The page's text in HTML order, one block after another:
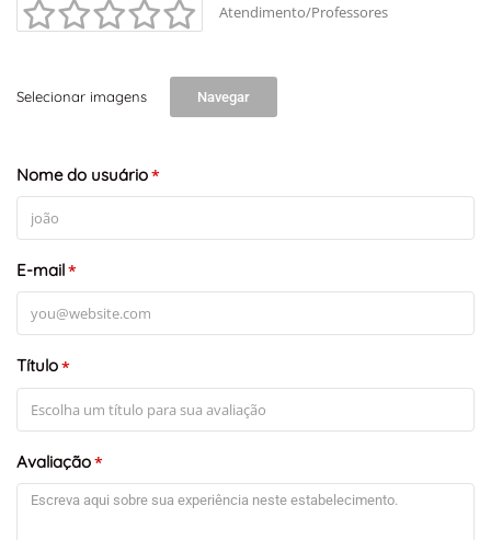
Atendimento/Professores
Selecionar imagens Navegar
Nome do usuário*
E-mail*
Título*
Avaliação*